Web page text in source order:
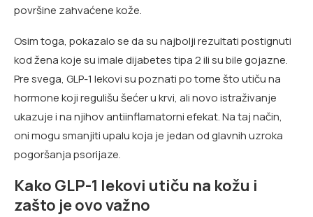
površine zahvaćene kože.
Osim toga, pokazalo se da su najbolji rezultati postignuti
kod žena koje su imale dijabetes tipa 2 ili su bile gojazne.
Pre svega, GLP-1 lekovi su poznati po tome što utiču na
hormone koji regulišu šećer u krvi, ali novo istraživanje
ukazuje i na njihov antiinflamatorni efekat. Na taj način,
oni mogu smanjiti upalu koja je jedan od glavnih uzroka
pogoršanja psorijaze.
Kako GLP-1 lekovi utiču na kožu i
zašto je ovo važno